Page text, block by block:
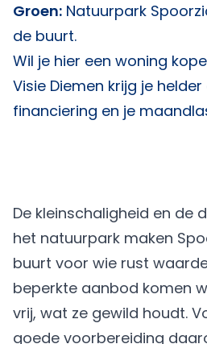
Groen: Natuurpark
de buurt.
Wil je hier een woning
Visie Diemen krijg je
financiering en je
De kleinschaligheid en de
het natuurpark maken
buurt voor wie rust
beperkte aanbod komen
vrij, wat ze gewild houdt.
goede voorbereiding